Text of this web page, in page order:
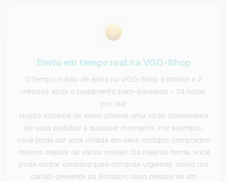
Envio em tempo real na VGO-Shop
O tempo médio de envio na VGO-Shop é inferior a 2
minutos após o pagamento bem-sucedido - 24 horas
por dia!
Nosso sistema de envio oferece uma visão conveniente
de seus pedidos a qualquer momento. Por exemplo,
você pode dar uma olhada em seus códigos comprados
mesmo depois de vários meses. Da mesma forma, você
pode contar conosco para compras urgentes, como um
cartão-presente da Amazon, caso precise de um